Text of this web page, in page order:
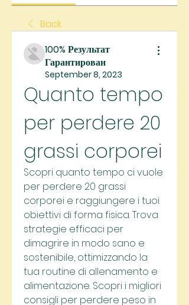
Back
100% Результат
Гарантирован
September 8, 2023
Quanto tempo
per perdere 20
grassi corporei
Scopri quanto tempo ci vuole
per perdere 20 grassi
corporei e raggiungere i tuoi
obiettivi di forma fisica. Trova
strategie efficaci per
dimagrire in modo sano e
sostenibile, ottimizzando la
tua routine di allenamento e
alimentazione. Scopri i migliori
consigli per perdere peso in